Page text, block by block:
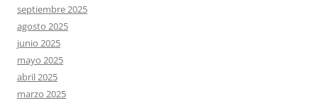
septiembre 2025
agosto 2025
junio 2025
mayo 2025
abril 2025
marzo 2025